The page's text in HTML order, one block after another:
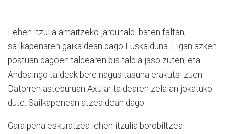
Lehen itzulia amaitzeko jardunaldi baten faltan,
sailkapenaren gaikaldean dago Euskalduna. Ligan azken
postuan dagoen taldearen bisitaldia jaso zuten, eta
Andoaingo taldeak bere nagusitasuna erakutsi zuen.
Datorren asteburuan Axular taldearen zelaian jokatuko
dute. Sailkapenean atzealdean dago.
Garaipena eskuratzea lehen itzulia borobiltzea